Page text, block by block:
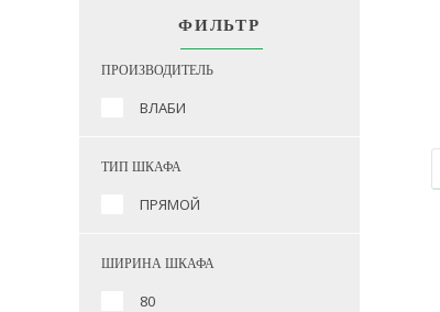
ФИЛЬТР
ПРОИЗВОДИТЕЛЬ
ВЛАБИ
ТИП ШКАФА
ПРЯМОЙ
ШИРИНА ШКАФА
80